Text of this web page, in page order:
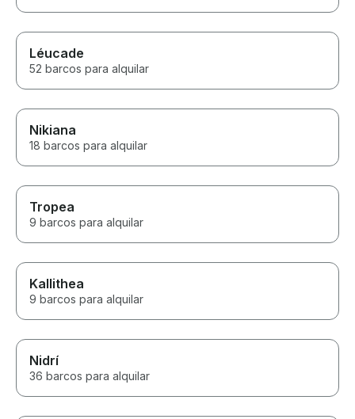
Léucade
52 barcos para alquilar
Nikiana
18 barcos para alquilar
Tropea
9 barcos para alquilar
Kallithea
9 barcos para alquilar
Nidrí
36 barcos para alquilar